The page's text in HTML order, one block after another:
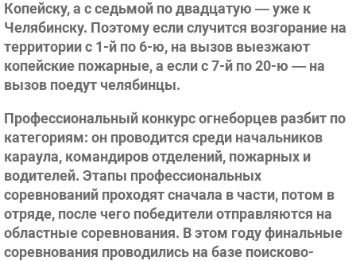
Копейску, а с седьмой по двадцатую — уже к
Челябинску. Поэтому если случится возгорание на
территории с 1-й по 6-ю, на вызов выезжают
копейские пожарные, а если с 7-й по 20-ю — на
вызов поедут челябинцы.
Профессиональный конкурс огнеборцев разбит по
категориям: он проводится среди начальников
караула, командиров отделений, пожарных и
водителей. Этапы профессиональных
соревнований проходят сначала в части, потом в
отряде, после чего победители отправляются на
областные соревнования. В этом году финальные
соревнования проводились на базе поисково-